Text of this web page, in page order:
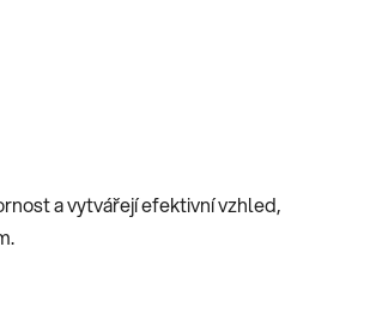
a vytvářejí efektivní vzhled,